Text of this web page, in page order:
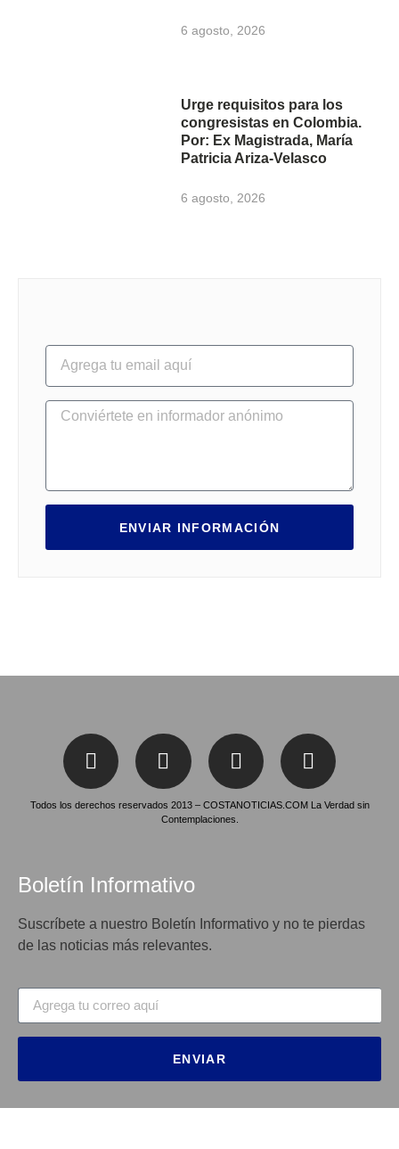
6 agosto, 2026
Urge requisitos para los
congresistas en Colombia.
Por: Ex Magistrada, María
Patricia Ariza-Velasco
6 agosto, 2026
ENVIAR INFORMACIÓN
Todos los derechos reservados 2013 – COSTANOTICIAS.COM La Verdad sin
Contemplaciones.
Boletín Informativo
Suscríbete a nuestro Boletín Informativo y no te pierdas
de las noticias más relevantes.
ENVIAR